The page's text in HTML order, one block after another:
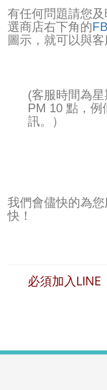
有任何問題請您
選商店右下角的
圖示，就可以與客
(客服時間為
PM 10 點，例
訊。）
我們會儘快的為
快！
必須加入LINE